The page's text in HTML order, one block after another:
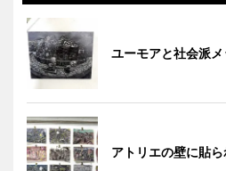
ユーモアと社会派
アトリエの壁に貼